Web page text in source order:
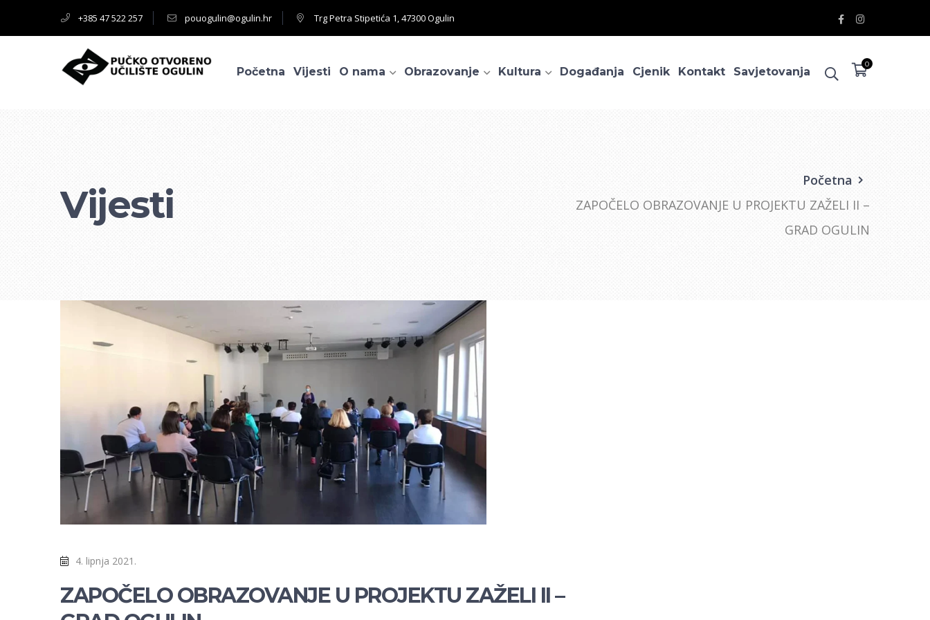
+385 47 522 257 pouogulin@ogulin.hr Trg Petra Stipetića 1, 47300 Ogulin
Facebook
Profile
Instagram
Profile
0
Početna Vijesti O nama Obrazovanje Kultura Događanja Cjenik Kontakt Savjetovanja
Vijesti
Početna
ZAPOČELO OBRAZOVANJE U PROJEKTU ZAŽELI II –
GRAD OGULIN
4. lipnja 2021.
ZAPOČELO OBRAZOVANJE U PROJEKTU ZAŽELI II –